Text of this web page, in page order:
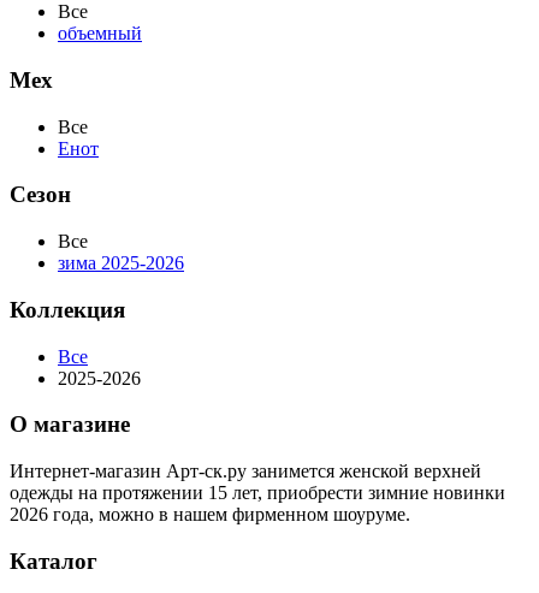
Все
объемный
Мех
Все
Енот
Сезон
Все
зима 2025-2026
Коллекция
Все
2025-2026
О магазине
Интернет-магазин Арт-ск.ру занимется женской верхней
одежды на протяжении 15 лет, приобрести зимние новинки
2026 года, можно в нашем фирменном шоуруме.
Каталог